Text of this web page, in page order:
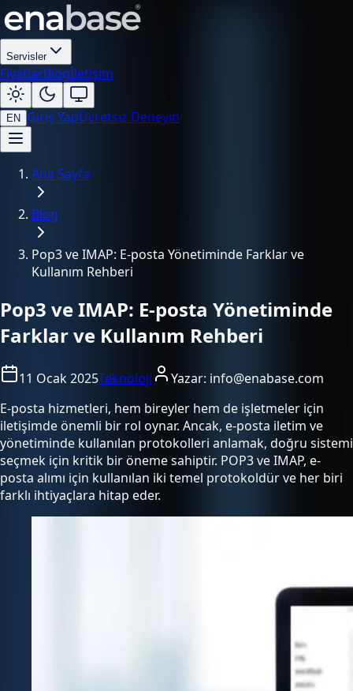
Servisler
FiyatlarBlogİletişim
EN Giriş YapÜcretsiz Deneyin
Ana Sayfa
Blog
Pop3 ve IMAP: E-posta Yönetiminde Farklar ve
Kullanım Rehberi
Pop3 ve IMAP: E-posta Yönetiminde
Farklar ve Kullanım Rehberi
11 Ocak 2025Teknoloji Yazar: info@enabase.com
E-posta hizmetleri, hem bireyler hem de işletmeler için
iletişimde önemli bir rol oynar. Ancak, e-posta iletim ve
yönetiminde kullanılan protokolleri anlamak, doğru sistemi
seçmek için kritik bir öneme sahiptir. POP3 ve IMAP, e-
posta alımı için kullanılan iki temel protokoldür ve her biri
farklı ihtiyaçlara hitap eder.